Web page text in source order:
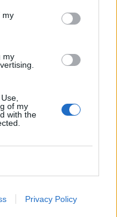
my
my
of my
with the
Privacy Policy
αντίγραφο
αιώνα π.Χ.,
σχολές:
κατά